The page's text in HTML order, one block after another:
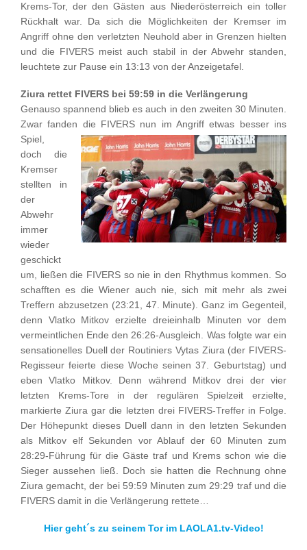
Krems-Tor, der den Gästen aus Niederösterreich ein toller
Rückhalt war. Da sich die Möglichkeiten der Kremser im
Angriff ohne den verletzten Neuhold aber in Grenzen hielten
und die FIVERS meist auch stabil in der Abwehr standen,
leuchtete zur Pause ein 13:13 von der Anzeigetafel.
Ziura rettet FIVERS bei 59:59 in die Verlängerung
Genauso spannend blieb es auch in den zweiten 30 Minuten.
Zwar fanden die FIVERS nun im Angriff etwas besser ins
Spiel,
doch die
Kremser
stellten in
der
Abwehr
immer
wieder
geschickt
um, ließen die FIVERS so nie in den Rhythmus kommen. So
schafften es die Wiener auch nie, sich mit mehr als zwei
Treffern abzusetzen (23:21, 47. Minute). Ganz im Gegenteil,
denn Vlatko Mitkov erzielte dreieinhalb Minuten vor dem
vermeintlichen Ende den 26:26-Ausgleich. Was folgte war ein
sensationelles Duell der Routiniers Vytas Ziura (der FIVERS-
Regisseur feierte diese Woche seinen 37. Geburtstag) und
eben Vlatko Mitkov. Denn während Mitkov drei der vier
letzten Krems-Tore in der regulären Spielzeit erzielte,
markierte Ziura gar die letzten drei FIVERS-Treffer in Folge.
Der Höhepunkt dieses Duell dann in den letzten Sekunden
als Mitkov elf Sekunden vor Ablauf der 60 Minuten zum
28:29-Führung für die Gäste traf und Krems schon wie die
Sieger aussehen ließ. Doch sie hatten die Rechnung ohne
Ziura gemacht, der bei 59:59 Minuten zum 29:29 traf und die
FIVERS damit in die Verlängerung rettete…
Hier geht´s zu seinem Tor im LAOLA1.tv-Video!